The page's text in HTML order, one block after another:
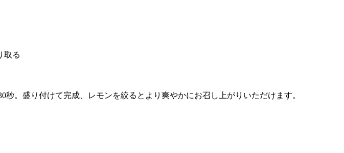
取る
。盛り付けて完成、レモンを絞るとより爽やかにお召し上がりいただけます。